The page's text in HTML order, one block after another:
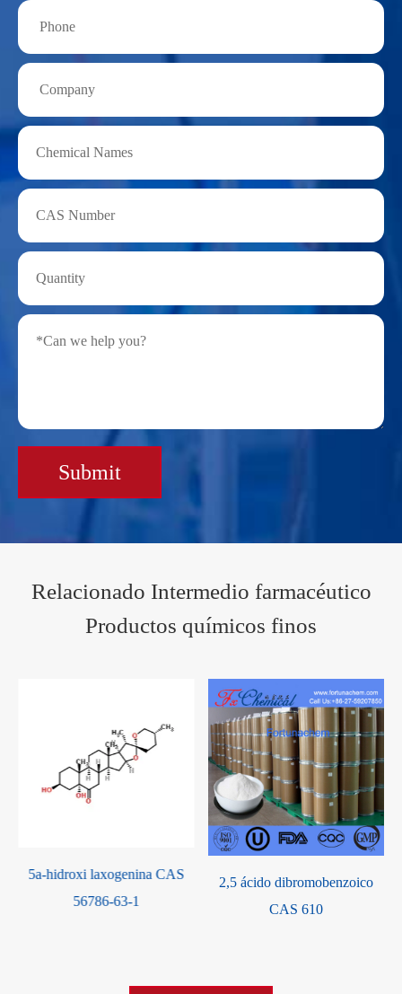
Submit
Relacionado Intermedio farmacéutico
Productos químicos finos
2,5 ácido dibromobenzoico
CAS 610
Citidina 5 '-difosfocolina CAS
987-78-0